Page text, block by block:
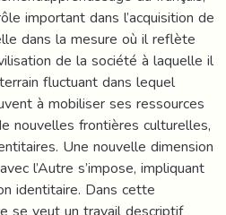
important dans l’acquisition de
dans la mesure où il reflète
de la société à laquelle il
fluctuant dans lequel
à mobiliser ses ressources
nouvelles frontières culturelles,
Une nouvelle dimension
l’Autre s’impose, impliquant
identitaire. Dans cette